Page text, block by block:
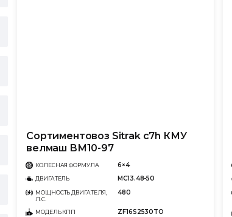
Сортиментовоз Sitrak c7h КМУ
велмаш ВМ10-97
КОЛЕСНАЯ ФОРМУЛА 6×4
ДВИГАТЕЛЬ MC13.48-50
МОЩНОСТЬ ДВИГАТЕЛЯ,
Л.С.
480
МОДЕЛЬ КПП ZF16S2530TO